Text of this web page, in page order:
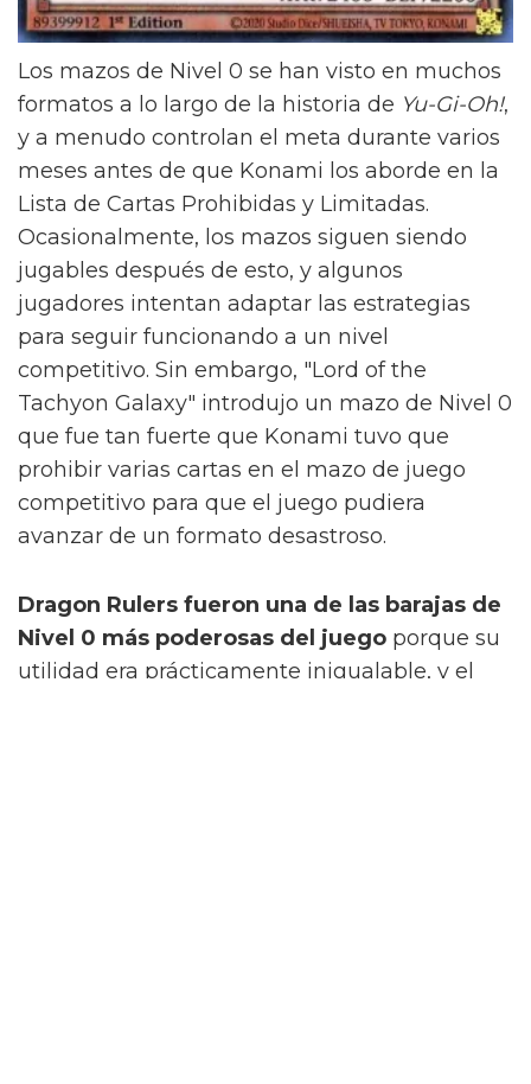
Los mazos de Nivel 0 se han visto en muchos
formatos a lo largo de la historia de Yu-Gi-Oh!,
y a menudo controlan el meta durante varios
meses antes de que Konami los aborde en la
Lista de Cartas Prohibidas y Limitadas.
Ocasionalmente, los mazos siguen siendo
jugables después de esto, y algunos
jugadores intentan adaptar las estrategias
para seguir funcionando a un nivel
competitivo. Sin embargo, "Lord of the
Tachyon Galaxy" introdujo un mazo de Nivel 0
que fue tan fuerte que Konami tuvo que
prohibir varias cartas en el mazo de juego
competitivo para que el juego pudiera
avanzar de un formato desastroso.
Dragon Rulers fueron una de las barajas de
Nivel 0 más poderosas del juego porque su
utilidad era prácticamente inigualable, y el